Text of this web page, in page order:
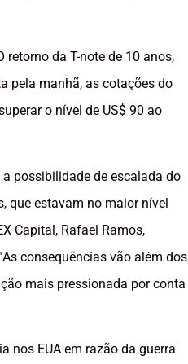
da T-note de 10 anos,
pela manhã, as cotações do
o nível de US$ 90 ao
possibilidade de escalada do
que estavam no maior nível
Capital, Rafael Ramos,
consequências vão além dos
mais pressionada por conta
nos EUA em razão da guerra